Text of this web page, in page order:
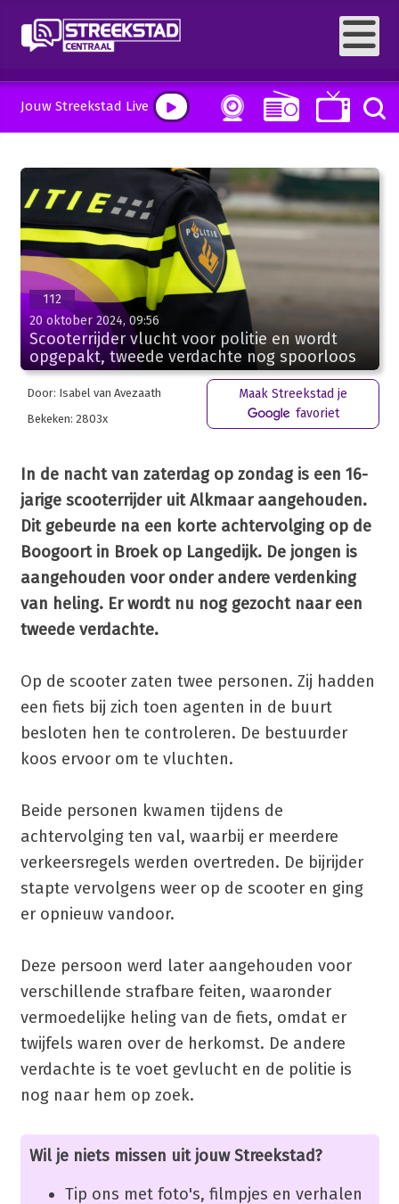
Jouw Streekstad Live
112
20 oktober 2024, 09:56
Scooterrijder vlucht voor politie en wordt
opgepakt, tweede verdachte nog spoorloos
Door: Isabel van Avezaath
Bekeken: 2803x
Maak Streekstad je
favoriet
In de nacht van zaterdag op zondag is een 16-
jarige scooterrijder uit Alkmaar aangehouden.
Dit gebeurde na een korte achtervolging op de
Boogoort in Broek op Langedijk. De jongen is
aangehouden voor onder andere verdenking
van heling. Er wordt nu nog gezocht naar een
tweede verdachte.
Op de scooter zaten twee personen. Zij hadden
een fiets bij zich toen agenten in de buurt
besloten hen te controleren. De bestuurder
koos ervoor om te vluchten.
Beide personen kwamen tijdens de
achtervolging ten val, waarbij er meerdere
verkeersregels werden overtreden. De bijrijder
stapte vervolgens weer op de scooter en ging
er opnieuw vandoor.
Deze persoon werd later aangehouden voor
verschillende strafbare feiten, waaronder
vermoedelijke heling van de fiets, omdat er
twijfels waren over de herkomst. De andere
verdachte is te voet gevlucht en de politie is
nog naar hem op zoek.
Wil je niets missen uit jouw Streekstad?
Tip ons met foto's, filmpjes en verhalen